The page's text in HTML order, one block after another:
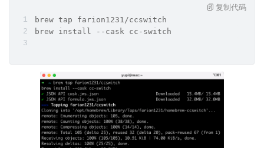
brew tap farion1231/ccswitch
brew install --cask cc-switch
复制代码